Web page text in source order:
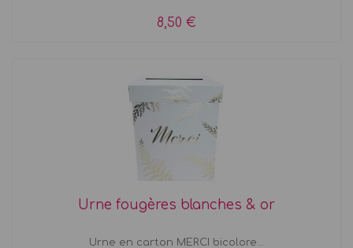
8,50 €
Urne fougères blanches & or
Urne en carton MERCI bicolore...